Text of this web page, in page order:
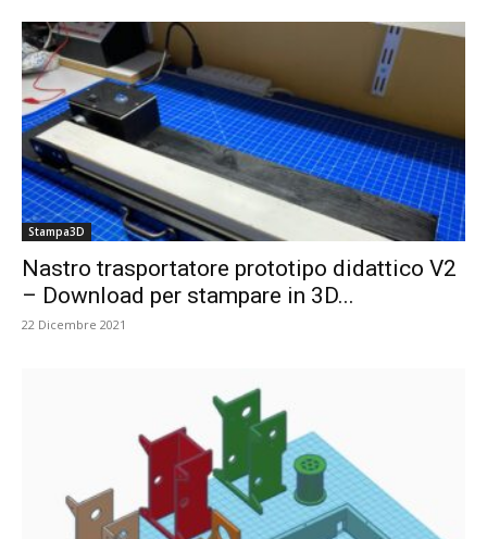
Stampa3D
Nastro trasportatore prototipo didattico V2
– Download per stampare in 3D...
22 Dicembre 2021